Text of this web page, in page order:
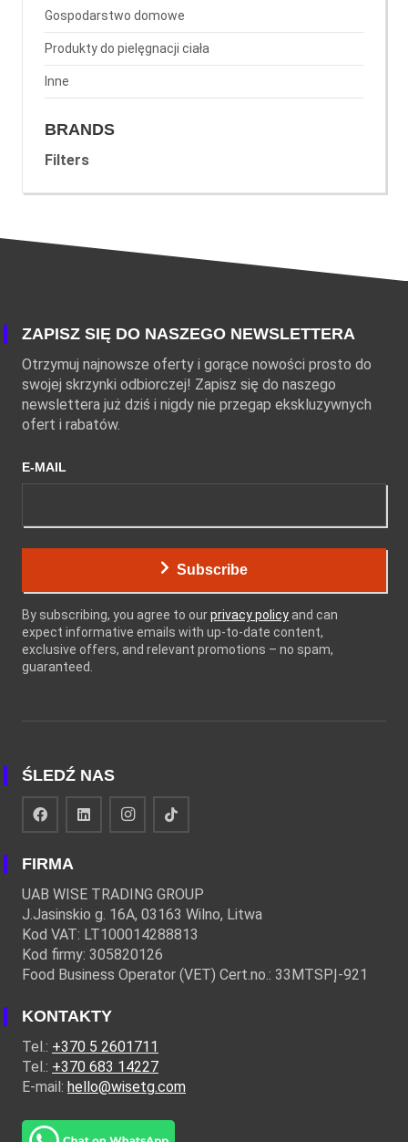
Gospodarstwo domowe
Produkty do pielęgnacji ciała
Inne
BRANDS
Filters
ZAPISZ SIĘ DO NASZEGO NEWSLETTERA
Otrzymuj najnowsze oferty i gorące nowości prosto do
swojej skrzynki odbiorczej! Zapisz się do naszego
newslettera już dziś i nigdy nie przegap ekskluzywnych
ofert i rabatów.
E-MAIL
Subscribe
By subscribing, you agree to ourprivacy policy and can
expect informative emails with up-to-date content,
exclusive offers, and relevant promotions – no spam,
guaranteed.
ŚLEDŹ NAS
FIRMA
UAB WISE TRADING GROUP
J.Jasinskio g. 16A, 03163 Wilno, Litwa
Kod VAT: LT100014288813
Kod firmy: 305820126
Food Business Operator (VET) Cert.no.: 33MTSPĮ-921
KONTAKTY
Tel.: +370 5 2601711
Tel.: +370 683 14227
E-mail: hello@wisetg.com